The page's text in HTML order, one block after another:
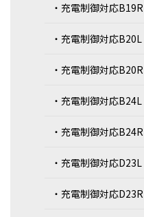
・充電制御対応B19R
・充電制御対応B20L
・充電制御対応B20R
・充電制御対応B24L
・充電制御対応B24R
・充電制御対応D23L
・充電制御対応D23R